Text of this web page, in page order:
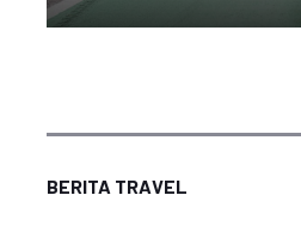
BERITA TRAVEL